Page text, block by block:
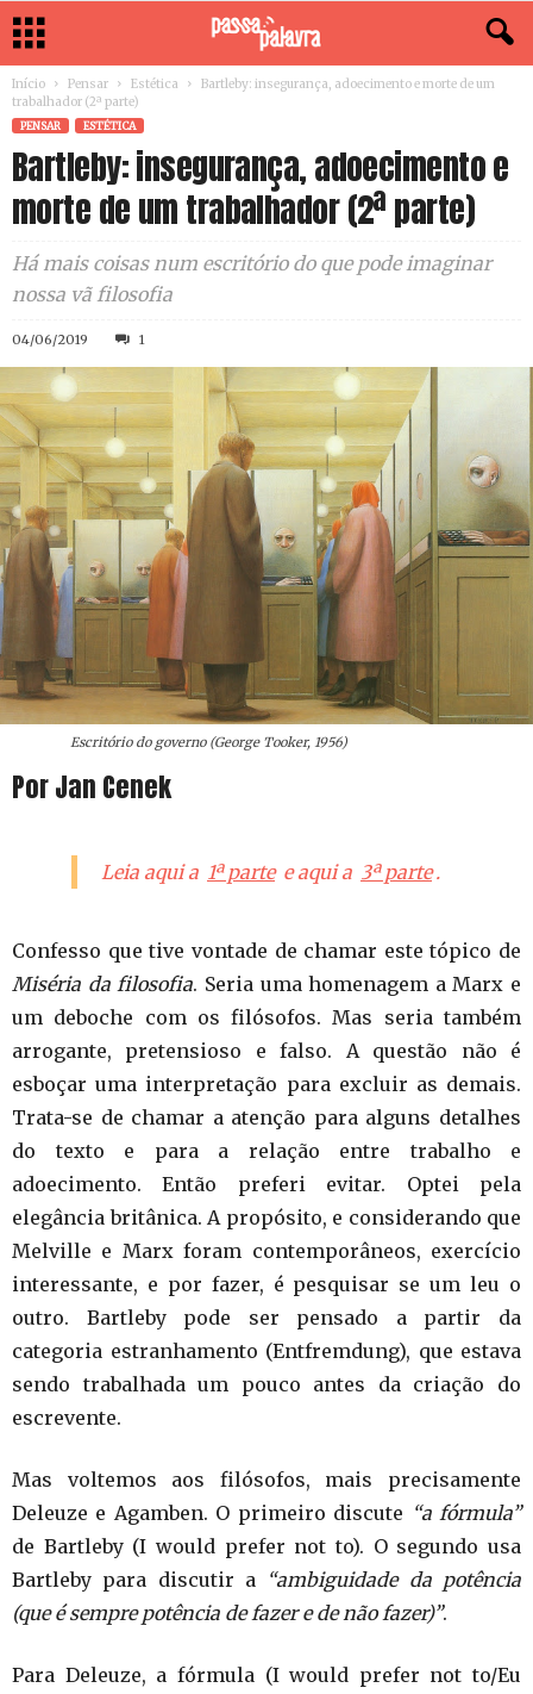
Início Pensar Estética
Bartleby: insegurança, adoecimento e morte de um
trabalhador (2ª parte)
PENSAR ESTÉTICA
Bartleby: insegurança, adoecimento e
morte de um trabalhador (2ª parte)
Há mais coisas num escritório do que pode imaginar
nossa vã filosofia
04/06/2019 1
Escritório do governo (George Tooker, 1956)
Por Jan Cenek
Leia aqui a 1ª parte e aqui a 3ª parte .
Confesso que tive vontade de chamar este tópico de
Miséria da filosofia. Seria uma homenagem a Marx e
um deboche com os filósofos. Mas seria também
arrogante, pretensioso e falso. A questão não é
esboçar uma interpretação para excluir as demais.
Trata-se de chamar a atenção para alguns detalhes
do texto e para a relação entre trabalho e
adoecimento. Então preferi evitar. Optei pela
elegância britânica. A propósito, e considerando que
Melville e Marx foram contemporâneos, exercício
interessante, e por fazer, é pesquisar se um leu o
outro. Bartleby pode ser pensado a partir da
categoria estranhamento (Entfremdung), que estava
sendo trabalhada um pouco antes da criação do
escrevente.
Mas voltemos aos filósofos, mais precisamente
Deleuze e Agamben. O primeiro discute “a fórmula”
de Bartleby (I would prefer not to). O segundo usa
Bartleby para discutir a
“ambiguidade da potência
(que é sempre potência de fazer e de não fazer)”.
Para Deleuze, a fórmula (I would prefer not to/Eu